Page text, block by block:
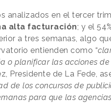
analizados en el tercer
alta facturación; y el
a tres semanas, algo
entienden como “
o planificar las acciones
Presidente de La Fede,
de los concursos de
para que las